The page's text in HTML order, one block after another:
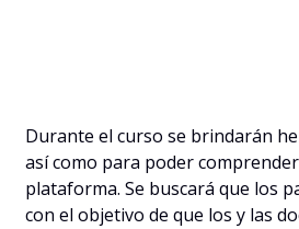
Durante el curso se brindarán
así como para poder
plataforma. Se buscará que los
con el objetivo de que los y las